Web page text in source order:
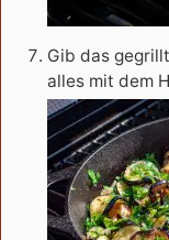
Gib das
alles mit dem